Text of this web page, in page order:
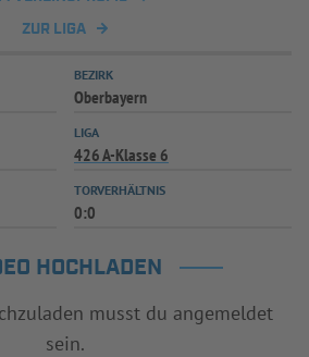
ZUR LIGA
BEZIRK
Oberbayern
LIGA
426 A-Klasse 6
TORVERHÄLTNIS
0:0
HOCHLADEN
musst du angemeldet
sein.